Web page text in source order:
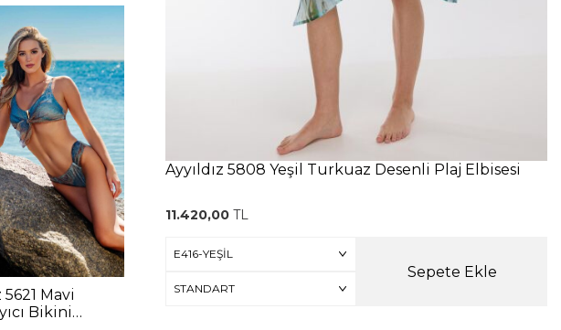
5621 Mavi
Bikini
Ayyıldız 5620 Mavi
Ayyıldız 5630 Turuncu
Ayyıldız 5808 Yeşil Turkuaz Desenli Plaj Elbisesi
11.420,00 TL
Sepete Ekle